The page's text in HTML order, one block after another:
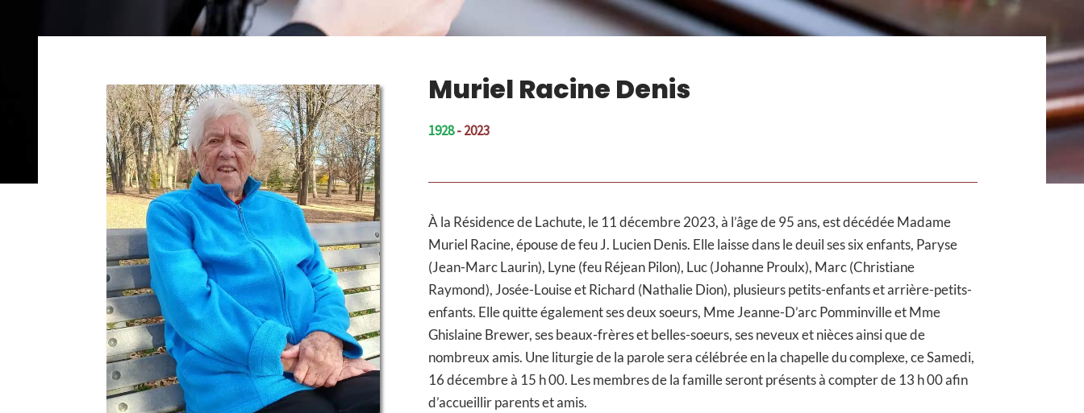
Muriel Racine Denis
1928- 2023
À la Résidence de Lachute, le 11 décembre 2023, à l’âge de 95 ans, est décédée Madame
Muriel Racine, épouse de feu J. Lucien Denis. Elle laisse dans le deuil ses six enfants, Paryse
(Jean-Marc Laurin), Lyne (feu Réjean Pilon), Luc (Johanne Proulx), Marc (Christiane
Raymond), Josée-Louise et Richard (Nathalie Dion), plusieurs petits-enfants et arrière-petits-
enfants. Elle quitte également ses deux soeurs, Mme Jeanne-D’arc Pomminville et Mme
Ghislaine Brewer, ses beaux-frères et belles-soeurs, ses neveux et nièces ainsi que de
nombreux amis. Une liturgie de la parole sera célébrée en la chapelle du complexe, ce Samedi,
16 décembre à 15 h 00. Les membres de la famille seront présents à compter de 13 h 00 afin
d’accueillir parents et amis.